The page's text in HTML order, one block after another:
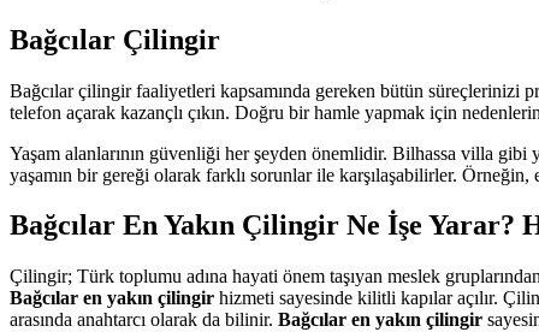
Bağcılar Çilingir
Bağcılar çilingir faaliyetleri kapsamında gereken bütün süreçlerinizi
telefon açarak kazançlı çıkın. Doğru bir hamle yapmak için
Yaşam alanlarının güvenliği her şeyden önemlidir. Bilhassa villa gibi
yaşamın bir gereği olarak farklı sorunlar ile karşılaşabilirler. Örneğin,
Bağcılar En Yakın Çilingir Ne İşe Yarar?
Çilingir; Türk toplumu adına hayati önem taşıyan meslek
Bağcılar en yakın çilingir hizmeti sayesinde kilitli kapılar açılır.
arasında anahtarcı olarak da bilinir. Bağcılar en yakın çilingir